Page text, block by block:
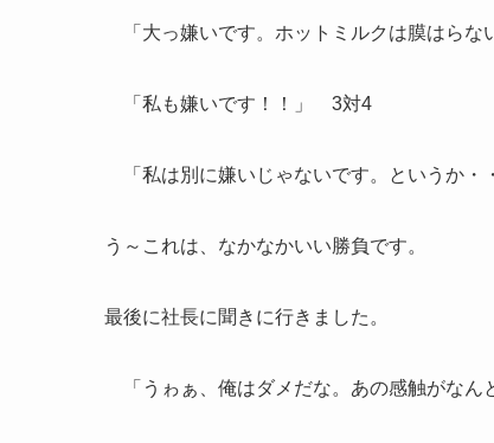
「大っ嫌いです。ホットミルクは膜はら
「私も嫌いです！！」 3対4
「私は別に嫌いじゃないです。というか・
う～これは、なかなかいい勝負です。
最後に社長に聞きに行きました。
「うゎぁ、俺はダメだな。あの感触がなん